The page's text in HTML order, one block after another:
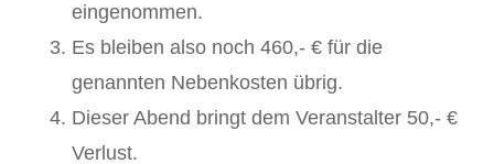
eingenommen.
Es bleiben also noch 460,- € für die
genannten Nebenkosten übrig.
Dieser Abend bringt dem Veranstalter 50,- €
Verlust.